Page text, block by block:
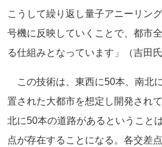
こうして繰り返し量子アニーリン
号機に反映していくことで、都市
る仕組みとなっています」（吉田氏
この技術は、東西に50本、南北
置された大都市を想定し開発され
北に50本の道路があるということ
点が存在することになる。各交差